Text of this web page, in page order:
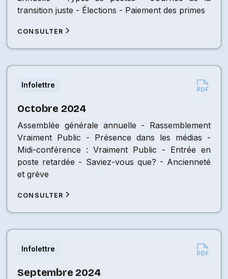
transition juste - Élections - Paiement des primes
CONSULTER
Infolettre
Octobre 2024
Assemblée générale annuelle - Rassemblement
Vraiment Public - Présence dans les médias -
Midi-conférence : Vraiment Public - Entrée en
poste retardée - Saviez-vous que? - Ancienneté
et grève
CONSULTER
Infolettre
Septembre 2024